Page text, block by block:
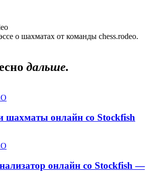
о шахматах от команды chess.rodeo.
дальше.
шахматы онлайн со Stockfish
онлайн со Stockfish —